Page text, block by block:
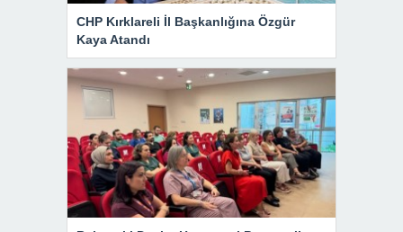
CHP Kırklareli İl Başkanlığına Özgür
Kaya Atandı